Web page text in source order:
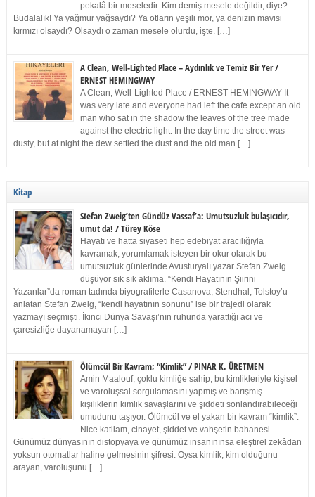
pekalâ bir meseledir. Kim demiş mesele değildir, diye?
Budalalık! Ya yağmur yağsaydı? Ya otların yeşili mor, ya denizin mavisi
kırmızı olsaydı? Olsaydı o zaman mesele olurdu, işte. […]
A Clean, Well-Lighted Place – Aydınlık ve Temiz Bir Yer /
ERNEST HEMINGWAY
A Clean, Well-Lighted Place / ERNEST HEMINGWAY It
was very late and everyone had left the cafe except an old
man who sat in the shadow the leaves of the tree made
against the electric light. In the day time the street was
dusty, but at night the dew settled the dust and the old man […]
Kitap
Stefan Zweig’ten Gündüz Vassaf’a: Umutsuzluk bulaşıcıdır,
umut da! / Türey Köse
Hayatı ve hatta siyaseti hep edebiyat aracılığıyla
kavramak, yorumlamak isteyen bir okur olarak bu
umutsuzluk günlerinde Avusturyalı yazar Stefan Zweig
düşüyor sık sık aklıma. “Kendi Hayatının Şiirini
Yazanlar”da roman tadında biyografilerle Casanova, Stendhal, Tolstoy’u
anlatan Stefan Zweig, “kendi hayatının sonunu” ise bir trajedi olarak
yazmayı seçmişti. İkinci Dünya Savaşı’nın ruhunda yarattığı acı ve
çaresizliğe dayanamayan […]
Ölümcül Bir Kavram; “Kimlik” / PINAR K. ÜRETMEN
Amin Maalouf, çoklu kimliğe sahip, bu kimlikleriyle kişisel
ve varoluşsal sorgulamasını yapmış ve barışmış
kişiliklerin kimlik savaşlarını ve şiddeti sonlandırabileceği
umudunu taşıyor. Ölümcül ve el yakan bir kavram “kimlik”.
Nice katliam, cinayet, şiddet ve vahşetin bahanesi.
Günümüz dünyasının distopyaya ve günümüz insanınınsa eleştirel zekâdan
yoksun otomatlar haline gelmesinin şifresi. Oysa kimlik, kim olduğunu
arayan, varoluşunu […]